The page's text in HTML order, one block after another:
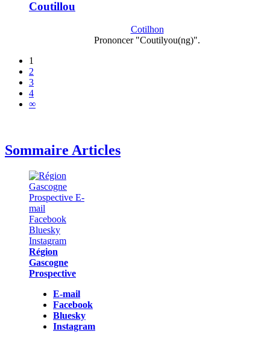
Coutillou
Cotilhon
Prononcer "Coutilyou(ng)".
1
2
3
4
∞
Sommaire Articles
Région
Gascogne
Prospective
E-mail
Facebook
Bluesky
Instagram